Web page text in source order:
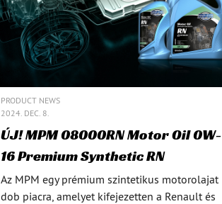
PRODUCT NEWS
2024. DEC. 8.
ÚJ! MPM 08000RN Motor Oil 0W-
16 Premium Synthetic RN
Az MPM egy prémium szintetikus motorolajat
dob piacra, amelyet kifejezetten a Renault és